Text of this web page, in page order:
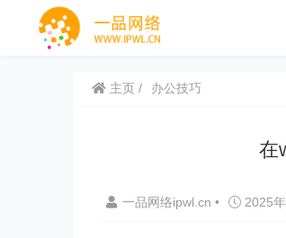
主页 办公技巧
在
一品网络ipwl.cn • 2025